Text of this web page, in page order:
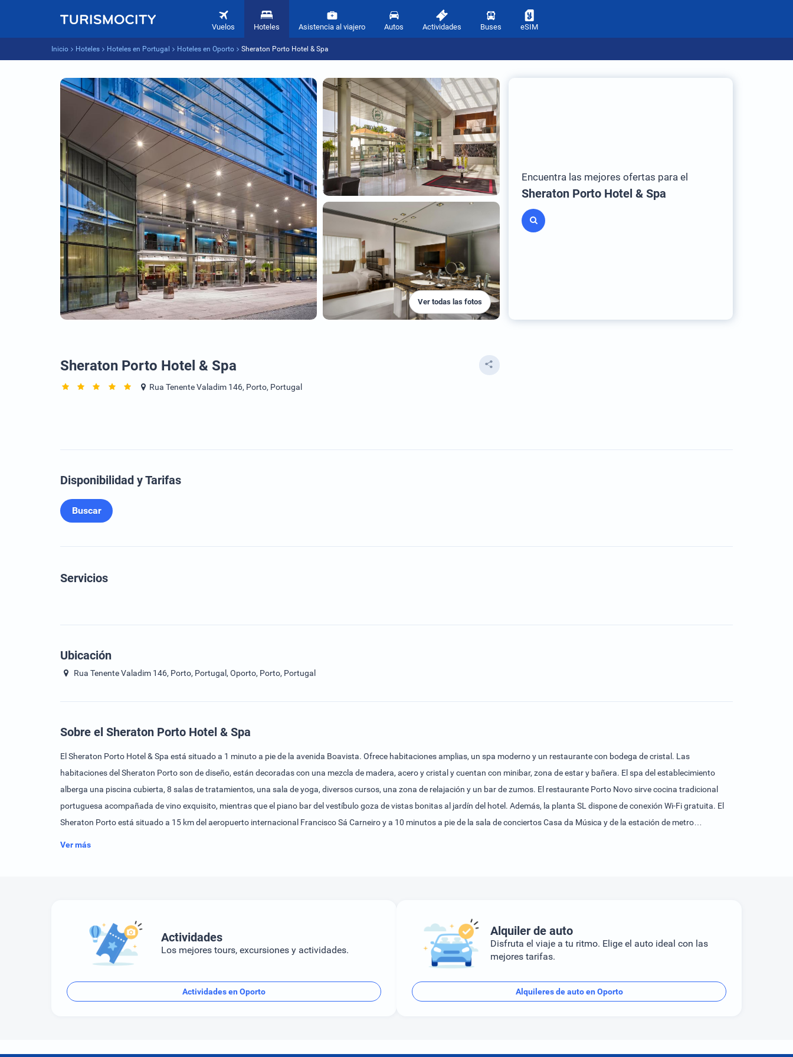
Vuelos Hoteles Asistencia al viajero Autos Actividades Buses eSIM
Inicio Hoteles Hoteles en Portugal Hoteles en Oporto Sheraton Porto Hotel & Spa
Ver todas las fotos
Encuentra las mejores ofertas para el
Sheraton Porto Hotel & Spa
Sheraton Porto Hotel & Spa
Rua Tenente Valadim 146, Porto, Portugal
Disponibilidad y Tarifas
Buscar
Servicios
Ubicación
Rua Tenente Valadim 146, Porto, Portugal, Oporto, Porto, Portugal
Sobre el Sheraton Porto Hotel & Spa
El Sheraton Porto Hotel & Spa está situado a 1 minuto a pie de la avenida Boavista. Ofrece habitaciones amplias, un spa moderno y un restaurante con bodega de cristal. Las
habitaciones del Sheraton Porto son de diseño, están decoradas con una mezcla de madera, acero y cristal y cuentan con minibar, zona de estar y bañera. El spa del establecimiento
alberga una piscina cubierta, 8 salas de tratamientos, una sala de yoga, diversos cursos, una zona de relajación y un bar de zumos. El restaurante Porto Novo sirve cocina tradicional
portuguesa acompañada de vino exquisito, mientras que el piano bar del vestíbulo goza de vistas bonitas al jardín del hotel. Además, la planta SL dispone de conexión Wi-Fi gratuita. El
Sheraton Porto está situado a 15 km del aeropuerto internacional Francisco Sá Carneiro y a 10 minutos a pie de la sala de conciertos Casa da Música y de la estación de metro
Ver más
Actividades
Los mejores tours, excursiones y actividades.
Actividades en Oporto
Alquiler de auto
Disfruta el viaje a tu ritmo. Elige el auto ideal con las
mejores tarifas.
Alquileres de auto en Oporto